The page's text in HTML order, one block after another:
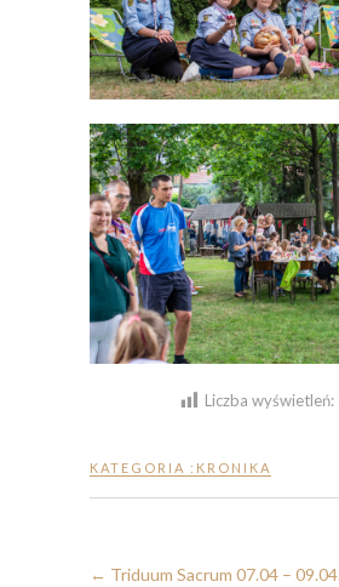
Liczba wyświetleń:
KATEGORIA : KRONIKA
← Triduum Sacrum 07.04 –